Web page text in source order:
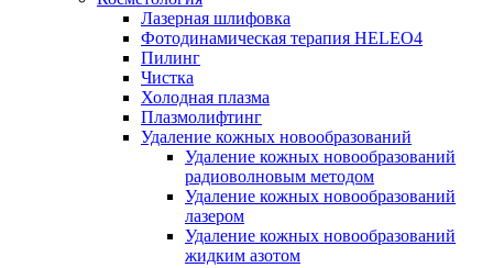
Лазерная шлифовка
Фотодинамическая терапия HELEO4
Пилинг
Чистка
Холодная плазма
Плазмолифтинг
Удаление кожных новообразований
Удаление кожных новообразований
радиоволновым методом
Удаление кожных новообразований
лазером
Удаление кожных новообразований
жидким азотом